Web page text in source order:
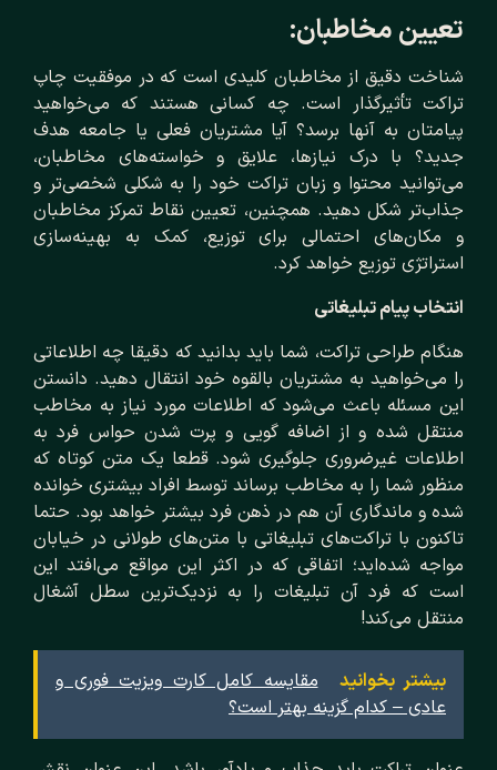
تعیین مخاطبان:
شناخت دقیق از مخاطبان کلیدی است که در موفقیت چاپ
تراکت تأثیرگذار است. چه کسانی هستند که می‌خواهید
پیامتان به آنها برسد؟ آیا مشتریان فعلی یا جامعه هدف
جدید؟ با درک نیازها، علایق و خواسته‌های مخاطبان،
می‌توانید محتوا و زبان تراکت خود را به شکلی شخصی‌تر و
جذاب‌تر شکل دهید. همچنین، تعیین نقاط تمرکز مخاطبان
و مکان‌های احتمالی برای توزیع، کمک به بهینه‌سازی
استراتژی توزیع خواهد کرد.
انتخاب پیام تبلیغاتی
هنگام طراحی تراکت، شما باید بدانید که دقیقا چه اطلاعاتی
را می‌خواهید به مشتریان بالقوه خود انتقال دهید. دانستن
این مسئله باعث می‌شود که اطلاعات مورد نیاز به مخاطب
منتقل شده و از اضافه گویی و پرت شدن حواس فرد به
اطلاعات غیرضروری جلوگیری شود. قطعا یک متن کوتاه که
منظور شما را به مخاطب برساند توسط افراد بیشتری خوانده
شده و ماندگاری آن هم در ذهن فرد بیشتر خواهد بود. حتما
تاکنون با تراکت‌های تبلیغاتی با متن‌های طولانی در خیابان
مواجه شده‌اید؛ اتفاقی که در اکثر این مواقع می‌افتد این
است که فرد آن تبلیغات را به نزدیک‌ترین سطل آشغال
منتقل می‌کند!
بیشتر بخوانید
مقایسه کامل کارت ویزیت فوری و
عادی – کدام گزینه بهتر است؟